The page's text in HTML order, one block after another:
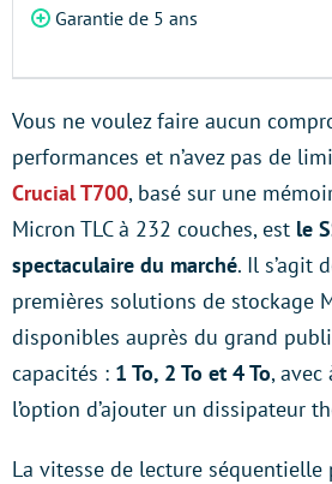
Garantie de 5 ans
Vous ne voulez faire aucun
performances et n’avez pas de
Crucial T700, basé sur une
Micron TLC à 232 couches, est le
spectaculaire du marché. Il s’agit
premières solutions de stockage
disponibles auprès du grand
capacités : 1 To, 2 To et 4 To, avec
l’option d’ajouter un dissipateur
La vitesse de lecture